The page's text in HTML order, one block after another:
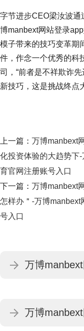
字节进步CEO梁汝波
博manbext网站登录
模子带来的技巧变革期
件，作念一个优秀的科
司，“前者是不祥欺诈
新技巧，这是挑战终点
上一篇： 万博manbext
化投资体验的大趋势下
育官网注册账号入口
下一篇： 万博manbext
怎样办＂-万博manbext
号入口
万博
万博
万博